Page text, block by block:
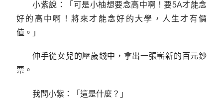
小紫說：「可是小柚想要念高中啊！要5A才能念
好的高中啊！將來才能念好的大學，人生才有價
值。」
伸手從女兒的壓歲錢中，拿出一張嶄新的百元鈔
票。
我問小紫：「這是什麼？」